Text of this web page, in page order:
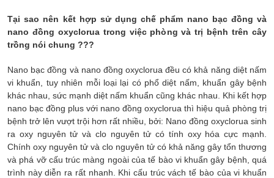
Tại sao nên kết hợp sử dụng chế phẩm nano bạc đồng và
nano đồng oxyclorua trong việc phòng và trị bệnh trên cây
trồng nói chung ???
Nano bạc đồng và nano đồng oxyclorua đều có khả năng diệt nấm
vi khuẩn, tuy nhiên mỗi loại lại có phổ diệt nấm, khuẩn gây bệnh
khác nhau, sức mạnh diệt nấm khuẩn cũng khác nhau. Khi kết hợp
nano bạc đồng plus với nano đồng oxyclorua thì hiệu quả phòng trị
bệnh trở lên vượt trội hơn rất nhiều, bởi: Nano đồng oxyclorua sinh
ra oxy nguyên tử và clo nguyên tử có tính oxy hóa cực mạnh.
Chính oxy nguyên tử và clo nguyên tử có khả năng gây tổn thương
và phá vỡ cấu trúc màng ngoài của tế bào vi khuẩn gây bệnh, quá
trình này diễn ra rất nhanh. Khi cấu trúc vách tế bào của vi khuẩn